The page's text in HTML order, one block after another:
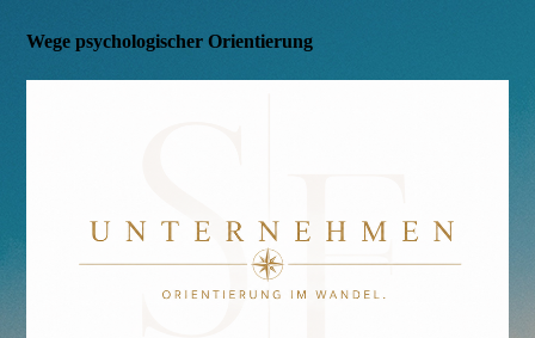
Wege psychologischer Orientierung